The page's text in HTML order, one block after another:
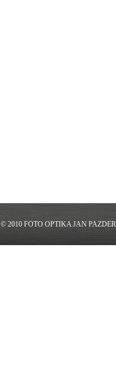
© 2010 FOTO OPTIKA JAN